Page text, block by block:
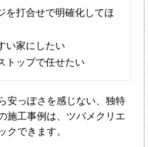
を打合せで明確化してほ
い家にしたい
トップで任せたい
安っぽさを感じない、独特
施工事例は、ツバメクリエ
クできます。